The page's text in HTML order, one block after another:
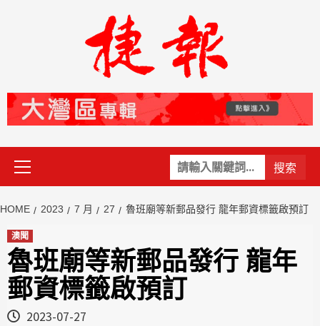
關
鍵
Primary
Menu
HOME 2023 7 月 27 魯班廟等新郵品發行 龍年郵資標籤啟預訂
澳聞
魯班廟等新郵品發行 龍年
郵資標籤啟預訂
2023-07-27